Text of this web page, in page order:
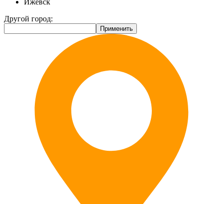
Ижевск
Другой город: